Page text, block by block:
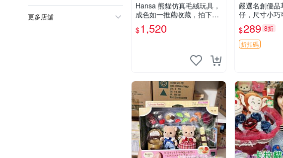
更多店舖
Hansa 熊貓仿真毛絨玩具，
成色如一推薦收藏，拍下無
疑心 熊貓 毛絨玩具 收藏
$1,520
嚴選名創優
仔，尺寸小巧
藏賞玩 30cm
莓熊
$289 8折
折扣碼